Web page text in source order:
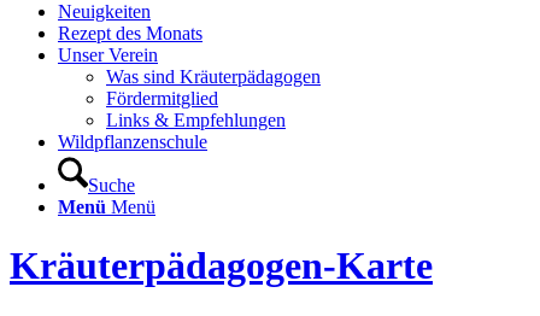
Neuigkeiten
Rezept des Monats
Unser Verein
Was sind Kräuterpädagogen
Fördermitglied
Links & Empfehlungen
Wildpflanzenschule
Suche
Menü Menü
Kräuterpädagogen-Karte